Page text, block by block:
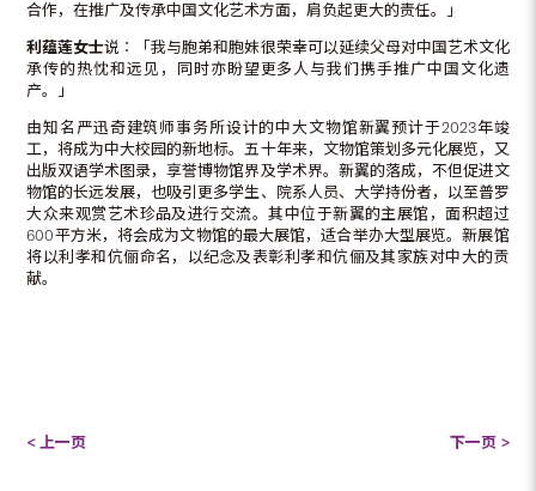
合作，在推广及传承中国文化艺术方面，肩负起更大的责任。」
利蕴莲女士说︰「我与胞弟和胞妹很荣幸可以延续父母对中国艺术文化
承传的热忱和远见，同时亦盼望更多人与我们携手推广中国文化遗
产。」
由知名严迅奇建筑师事务所设计的中大文物馆新翼预计于2023年竣
工，将成为中大校园的新地标。五十年来，文物馆策划多元化展览，又
出版双语学术图录，享誉博物馆界及学术界。新翼的落成，不但促进文
物馆的长远发展，也吸引更多学生、院系人员、大学持份者，以至普罗
大众来观赏艺术珍品及进行交流。其中位于新翼的主展馆，面积超过
600平方米，将会成为文物馆的最大展馆，适合举办大型展览。新展馆
将以利孝和伉俪命名，以纪念及表彰利孝和伉俪及其家族对中大的贡
献。
< 上一页 下一页 >